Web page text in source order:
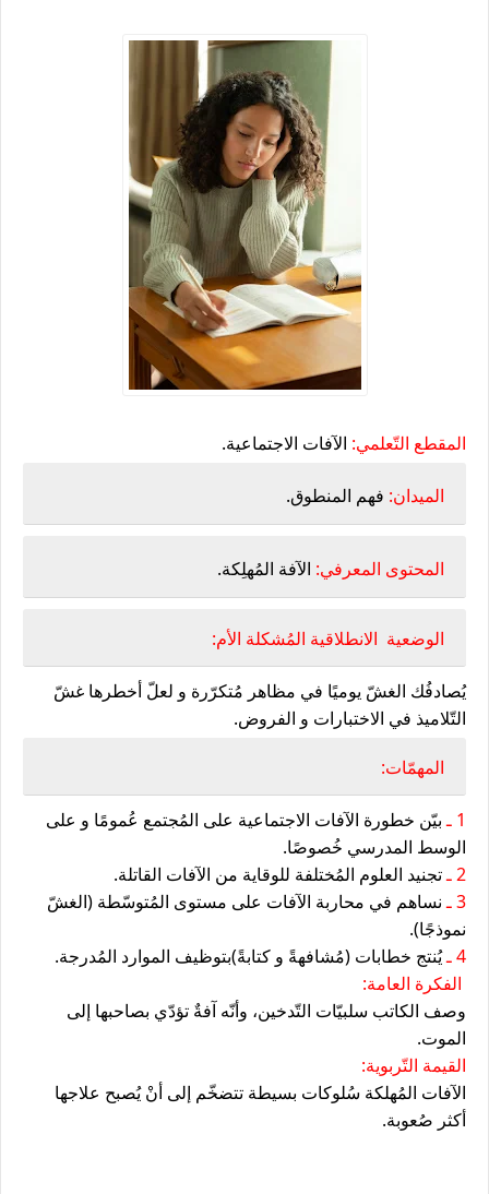
المقطع التّعلمي: الآفات الاجتماعية.
الميدان: فهم المنطوق.
المحتوى المعرفي: الآفة المُهلِكة.
الوضعية الانطلاقية المُشكلة الأم:
يُصادفُك الغشّ يوميًا في مظاهر مُتكرّرة و لعلّ أخطرها غشّ
التّلاميذ في الاختبارات و الفروض.
المهمّات:
1 ـ
بيّن خطورة الآفات الاجتماعية على المُجتمع عُمومًا و على
الوسط المدرسي خُصوصًا.
2 ـ تجنيد العلوم المُختلفة للوقاية من الآفات القاتلة.
3 ـ نساهم في محاربة الآفات على مستوى المُتوسّطة (الغشّ
نموذجًا).
4 ـ يُنتج خطابات (مُشافهةً و كتابةً)بتوظيف الموارد المُدرجة.
الفكرة العامة:
وصف الكاتب سلبيّات التّدخين، وأنّه آفةٌ تؤدّي بصاحبها إلى
الموت.
القيمة التّربوية:
الآفات المُهلكة سُلوكات بسيطة تتضخّم إلى أنْ يُصبح علاجها
أكثر صُعوبة.